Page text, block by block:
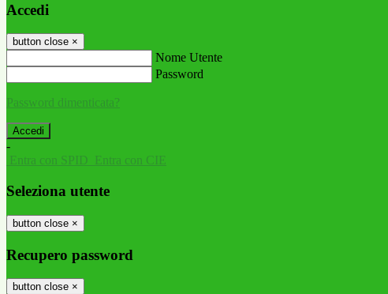
Accedi
button close ×
Nome Utente
Password
Password dimenticata?
-
Entra con SPID Entra con CIE
Seleziona utente
button close ×
Recupero password
button close ×